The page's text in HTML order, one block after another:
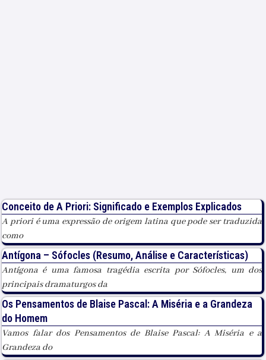
Conceito de A Priori: Significado e Exemplos Explicados
A priori é uma expressão de origem latina que pode ser traduzida
como
Antígona – Sófocles (Resumo, Análise e Características)
Antígona é uma famosa tragédia escrita por Sófocles, um dos
principais dramaturgos da
Os Pensamentos de Blaise Pascal: A Miséria e a Grandeza
do Homem
Vamos falar dos Pensamentos de Blaise Pascal: A Miséria e a
Grandeza do